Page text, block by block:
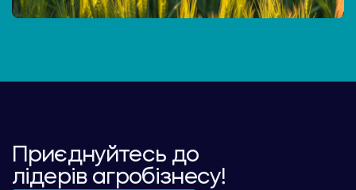
Приєднуйтесь до
лідерів агробізнесу!